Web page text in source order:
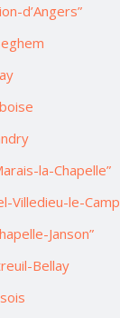
d’Angers”
la-Chapelle”
Villedieu-le-Camp
Janson”
Bellay